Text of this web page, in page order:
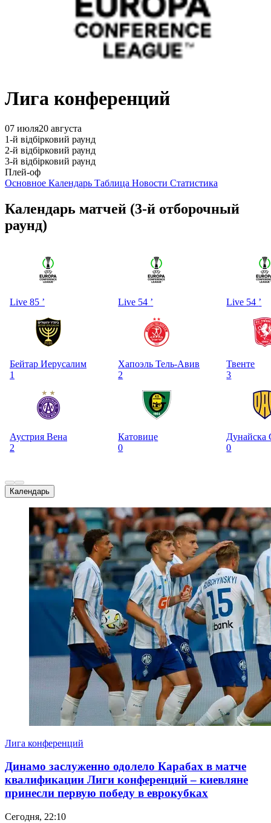
Лига конференций
07 июля20 августа
1-й відбірковий раунд
2-й відбірковий раунд
3-й відбірковий раунд
Плей-оф
Основное Календарь Таблица Новости Статистика
Календарь матчей (3-й отборочный
раунд)
Live 85 ’
Бейтар Иерусалим
1
Аустрия Вена
2
Live 54 ’
Хапоэль Тель-Авив
2
Катовице
0
Live 54 ’
Твенте
3
Дунайска
0
Календарь
Лига конференций
Динамо заслуженно одолело Карабах в матче
квалификации Лиги конференций – киевляне
принесли первую победу в еврокубках
Сегодня, 22:10